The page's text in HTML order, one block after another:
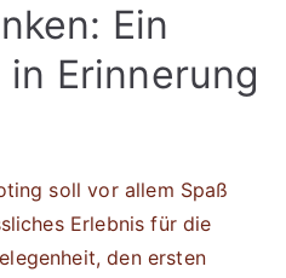
Ein
Erinnerung
soll vor allem Spaß
Erlebnis für die
den ersten